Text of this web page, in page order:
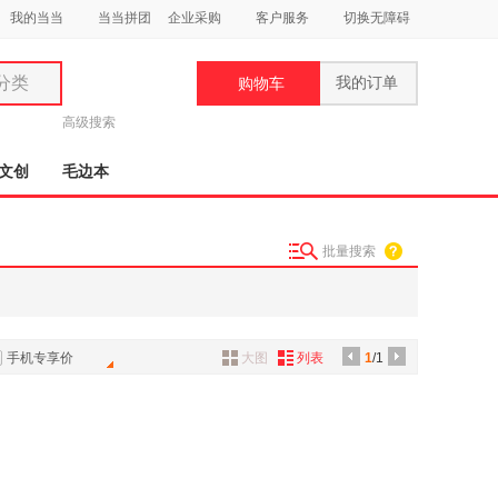
我的当当 当当拼团 企业采购 客户服务 切换无障碍
类
高级搜索
购物车 我的订单
创 毛边本
批量搜索
手机专享价 1/1
大图 列表